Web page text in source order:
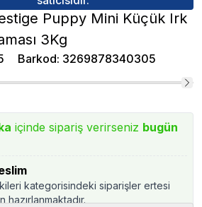
Puppy Mini Küçük Irk
3Kg
Barkod: 3269878340305
içinde sipariş verirseniz bugün
kategorisindeki siparişler ertesi